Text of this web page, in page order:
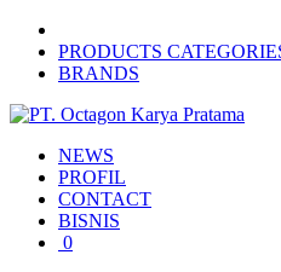
PRODUCTS
BRANDS
NEWS
PROFIL
CONTACT
BISNIS
0